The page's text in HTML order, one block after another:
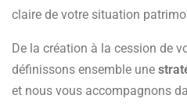
claire de votre situation
De la création à la cession de
définissons ensemble une
et nous vous accompagnons